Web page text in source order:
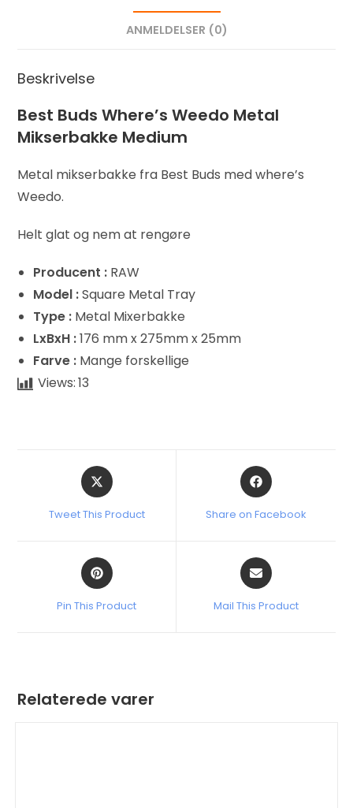
ANMELDELSER (0)
Beskrivelse
Best Buds Where’s Weedo Metal
Mikserbakke Medium
Metal mikserbakke fra Best Buds med where’s
Weedo.
Helt glat og nem at rengøre
Producent : RAW
Model :Square Metal Tray
Type : Metal Mixerbakke
LxBxH :176 mm x 275mm x 25mm
Farve : Mange forskellige
Views:13
Tweet This Product Share on Facebook
Pin This Product Mail This Product
Relaterede varer